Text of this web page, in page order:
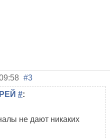
#3
#:
не дают никаких